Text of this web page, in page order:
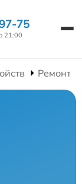
75
21:00
Ремонт